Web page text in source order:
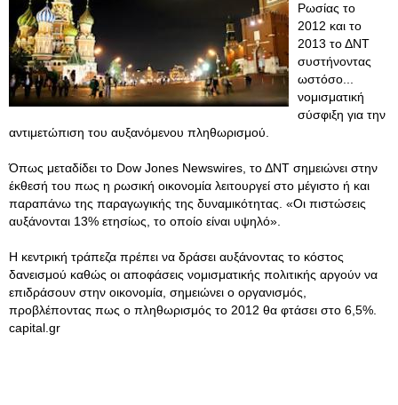
Ρωσίας το
2012 και το
2013 το ΔΝΤ
συστήνοντας
ωστόσο...
νομισματική
σύσφιξη για την
αντιμετώπιση του αυξανόμενου πληθωρισμού.
Όπως μεταδίδει το Dow Jones Newswires, το ΔΝΤ σημειώνει στην
έκθεσή του πως η ρωσική οικονομία λειτουργεί στο μέγιστο ή και
παραπάνω της παραγωγικής της δυναμικότητας. «Οι πιστώσεις
αυξάνονται 13% ετησίως, το οποίο είναι υψηλό».
Η κεντρική τράπεζα πρέπει να δράσει αυξάνοντας το κόστος
δανεισμού καθώς οι αποφάσεις νομισματικής πολιτικής αργούν να
επιδράσουν στην οικονομία, σημειώνει ο οργανισμός,
προβλέποντας πως ο πληθωρισμός το 2012 θα φτάσει στο 6,5%.
capital.gr